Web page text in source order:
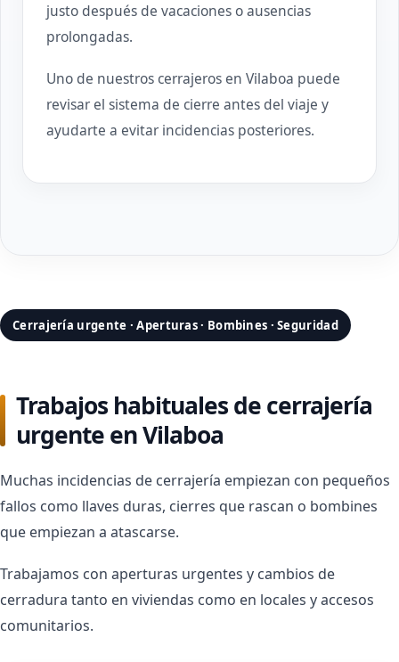
justo después de vacaciones o ausencias
prolongadas.
Uno de nuestros cerrajeros en Vilaboa puede
revisar el sistema de cierre antes del viaje y
ayudarte a evitar incidencias posteriores.
Cerrajería urgente · Aperturas · Bombines · Seguridad
Trabajos habituales de cerrajería
urgente en Vilaboa
Muchas incidencias de cerrajería empiezan con pequeños
fallos como llaves duras, cierres que rascan o bombines
que empiezan a atascarse.
Trabajamos con aperturas urgentes y cambios de
cerradura tanto en viviendas como en locales y accesos
comunitarios.